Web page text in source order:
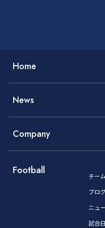
Home
News
Company
Football
チー
ブロ
ニュ
試合